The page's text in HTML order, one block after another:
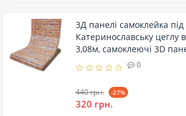
3Д панелі самоклейка під
Катеринославську цеглу
3,08м, самоклеючі 3D
0
440 грн. -27%
320 грн.